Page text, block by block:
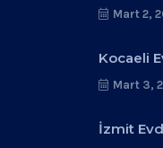
Mart 2,
Kocaeli
Mart 3,
İzmit